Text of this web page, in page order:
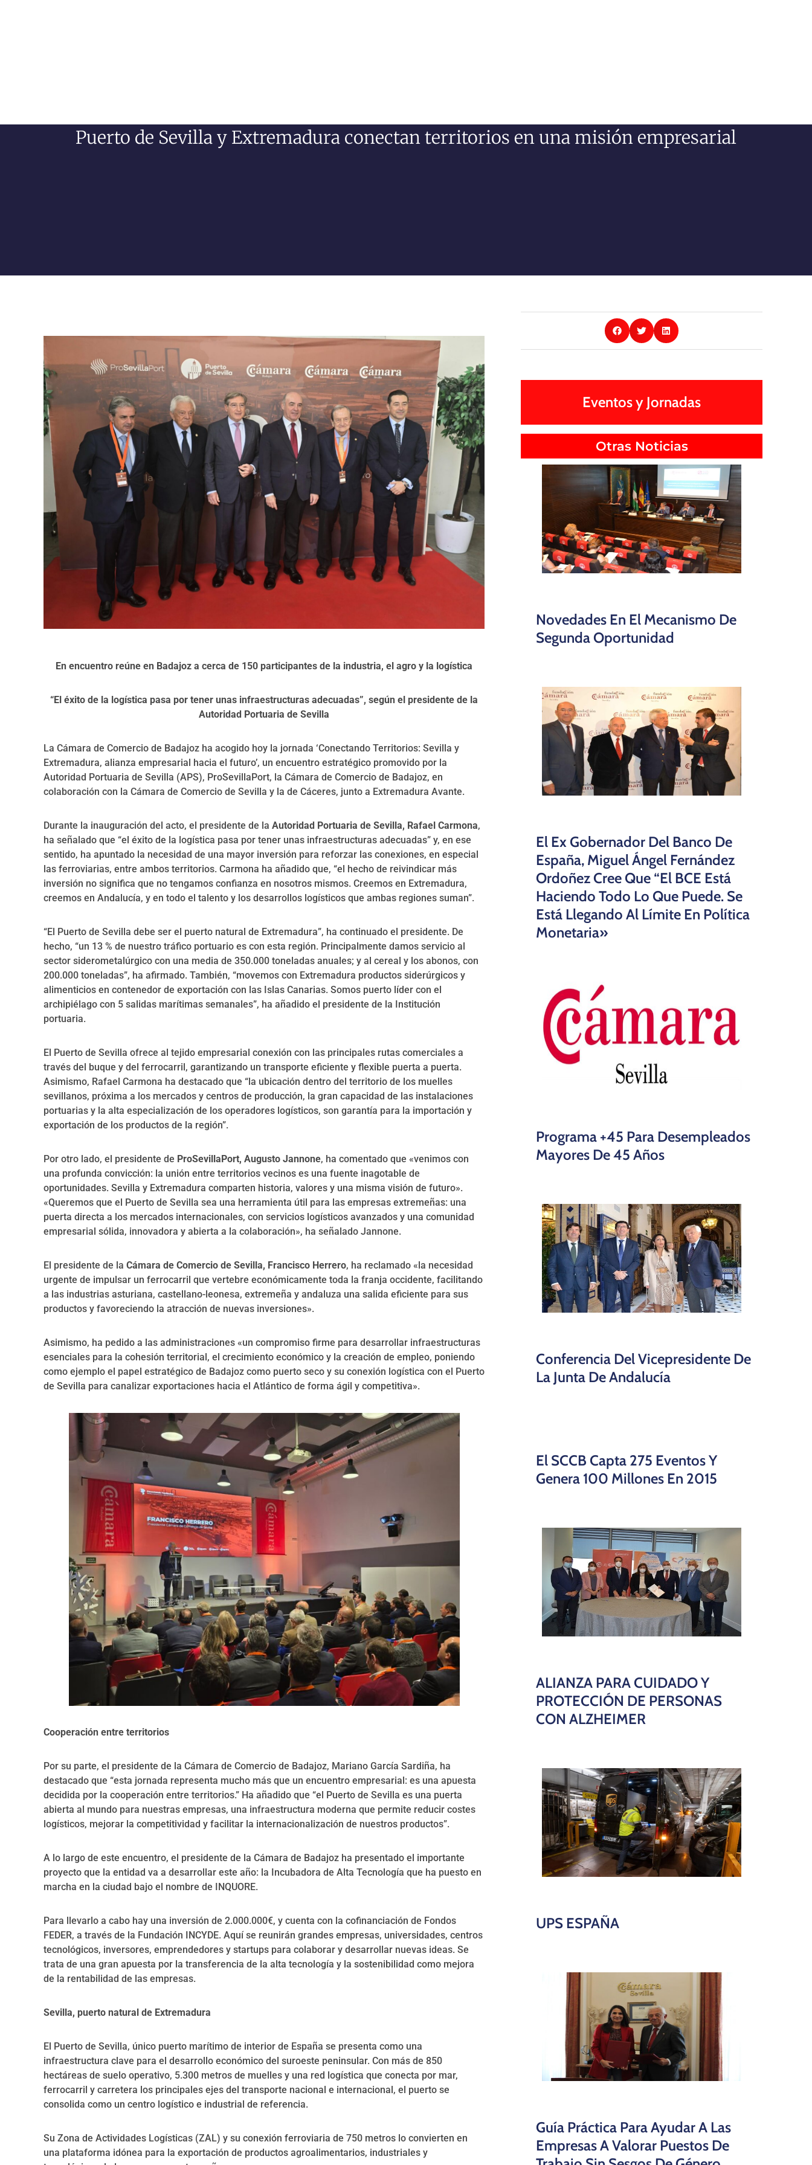
Puerto de Sevilla y Extremadura conectan territorios en una misión empresarial
En encuentro reúne en Badajoz a cerca de 150 participantes de la industria, el agro y la logística
“El éxito de la logística pasa por tener unas infraestructuras adecuadas”, según el presidente de la
Autoridad Portuaria de Sevilla
La Cámara de Comercio de Badajoz ha acogido hoy la jornada ‘Conectando Territorios: Sevilla y
Extremadura, alianza empresarial hacia el futuro’, un encuentro estratégico promovido por la
Autoridad Portuaria de Sevilla (APS), ProSevillaPort, la Cámara de Comercio de Badajoz, en
colaboración con la Cámara de Comercio de Sevilla y la de Cáceres, junto a Extremadura Avante.
Durante la inauguración del acto, el presidente de la Autoridad Portuaria de Sevilla, Rafael Carmona,
ha señalado que “el éxito de la logística pasa por tener unas infraestructuras adecuadas” y, en ese
sentido, ha apuntado la necesidad de una mayor inversión para reforzar las conexiones, en especial
las ferroviarias, entre ambos territorios. Carmona ha añadido que, “el hecho de reivindicar más
inversión no significa que no tengamos confianza en nosotros mismos. Creemos en Extremadura,
creemos en Andalucía, y en todo el talento y los desarrollos logísticos que ambas regiones suman”.
“El Puerto de Sevilla debe ser el puerto natural de Extremadura”, ha continuado el presidente. De
hecho, “un 13 % de nuestro tráfico portuario es con esta región. Principalmente damos servicio al
sector siderometalúrgico con una media de 350.000 toneladas anuales; y al cereal y los abonos, con
200.000 toneladas”, ha afirmado. También, “movemos con Extremadura productos siderúrgicos y
alimenticios en contenedor de exportación con las Islas Canarias. Somos puerto líder con el
archipiélago con 5 salidas marítimas semanales”, ha añadido el presidente de la Institución
portuaria.
El Puerto de Sevilla ofrece al tejido empresarial conexión con las principales rutas comerciales a
través del buque y del ferrocarril, garantizando un transporte eficiente y flexible puerta a puerta.
Asimismo, Rafael Carmona ha destacado que “la ubicación dentro del territorio de los muelles
sevillanos, próxima a los mercados y centros de producción, la gran capacidad de las instalaciones
portuarias y la alta especialización de los operadores logísticos, son garantía para la importación y
exportación de los productos de la región”.
Por otro lado, el presidente de ProSevillaPort, Augusto Jannone, ha comentado que «venimos con
una profunda convicción: la unión entre territorios vecinos es una fuente inagotable de
oportunidades. Sevilla y Extremadura comparten historia, valores y una misma visión de futuro».
«Queremos que el Puerto de Sevilla sea una herramienta útil para las empresas extremeñas: una
puerta directa a los mercados internacionales, con servicios logísticos avanzados y una comunidad
empresarial sólida, innovadora y abierta a la colaboración», ha señalado Jannone.
El presidente de la Cámara de Comercio de Sevilla, Francisco Herrero, ha reclamado «la necesidad
urgente de impulsar un ferrocarril que vertebre económicamente toda la franja occidente, facilitando
a las industrias asturiana, castellano-leonesa, extremeña y andaluza una salida eficiente para sus
productos y favoreciendo la atracción de nuevas inversiones».
Asimismo, ha pedido a las administraciones «un compromiso firme para desarrollar infraestructuras
esenciales para la cohesión territorial, el crecimiento económico y la creación de empleo, poniendo
como ejemplo el papel estratégico de Badajoz como puerto seco y su conexión logística con el Puerto
de Sevilla para canalizar exportaciones hacia el Atlántico de forma ágil y competitiva».
Cooperación entre territorios
Por su parte, el presidente de la Cámara de Comercio de Badajoz, Mariano García Sardiña, ha
destacado que “esta jornada representa mucho más que un encuentro empresarial: es una apuesta
decidida por la cooperación entre territorios.” Ha añadido que “el Puerto de Sevilla es una puerta
abierta al mundo para nuestras empresas, una infraestructura moderna que permite reducir costes
logísticos, mejorar la competitividad y facilitar la internacionalización de nuestros productos”.
A lo largo de este encuentro, el presidente de la Cámara de Badajoz ha presentado el importante
proyecto que la entidad va a desarrollar este año: la Incubadora de Alta Tecnología que ha puesto en
marcha en la ciudad bajo el nombre de INQUORE.
Para llevarlo a cabo hay una inversión de 2.000.000€, y cuenta con la cofinanciación de Fondos
FEDER, a través de la Fundación INCYDE. Aquí se reunirán grandes empresas, universidades, centros
tecnológicos, inversores, emprendedores y startups para colaborar y desarrollar nuevas ideas. Se
trata de una gran apuesta por la transferencia de la alta tecnología y la sostenibilidad como mejora
de la rentabilidad de las empresas.
Sevilla, puerto natural de Extremadura
El Puerto de Sevilla, único puerto marítimo de interior de España se presenta como una
infraestructura clave para el desarrollo económico del suroeste peninsular. Con más de 850
hectáreas de suelo operativo, 5.300 metros de muelles y una red logística que conecta por mar,
ferrocarril y carretera los principales ejes del transporte nacional e internacional, el puerto se
consolida como un centro logístico e industrial de referencia.
Su Zona de Actividades Logísticas (ZAL) y su conexión ferroviaria de 750 metros lo convierten en
una plataforma idónea para la exportación de productos agroalimentarios, industriales y
Eventos y Jornadas
Otras Noticias
Novedades En El Mecanismo De
Segunda Oportunidad
El Ex Gobernador Del Banco De
España, Miguel Ángel Fernández
Ordoñez Cree Que “el BCE Está
Haciendo Todo Lo Que Puede. Se
Está Llegando Al Límite En Política
Monetaria»
Programa +45 Para Desempleados
Mayores De 45 Años
Conferencia Del Vicepresidente De
La Junta De Andalucía
El SCCB Capta 275 Eventos Y
Genera 100 Millones En 2015
ALIANZA PARA CUIDADO Y
PROTECCIÓN DE PERSONAS
CON ALZHEIMER
UPS ESPAÑA
Guía Práctica Para Ayudar A Las
Empresas A Valorar Puestos De